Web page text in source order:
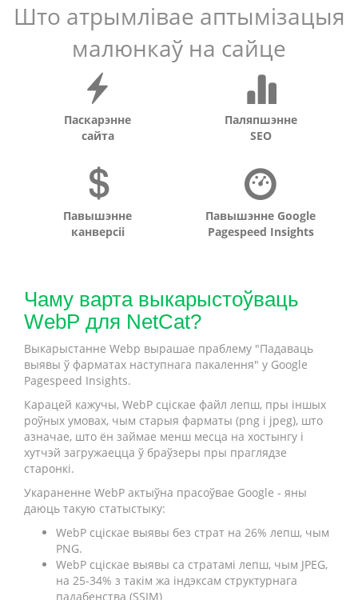
Што атрымлівае аптымізацыя
малюнкаў на сайце
Паскарэнне
сайта
Паляпшэнне
SEO
Павышэнне
канверсіі
Павышэнне Google
Pagespeed Insights
Чаму варта выкарыстоўваць
WebP для NetCat?
Выкарыстанне Webp вырашае праблему "Падаваць
выявы ў фарматах наступнага пакалення" у Google
Pagespeed Insights.
Карацей кажучы, WebP сціскае файл лепш, пры іншых
роўных умовах, чым старыя фарматы (png і jpeg), што
азначае, што ён займае менш месца на хостынгу і
хутчэй загружаецца ў браўзеры пры праглядзе
старонкі.
Укараненне WebP актыўна прасоўвае Google - яны
даюць такую статыстыку:
WebP сціскае выявы без страт на 26% лепш, чым
PNG.
WebP сціскае выявы са стратамі лепш, чым JPEG,
на 25-34% з такім жа індэксам структурнага
падабенства (SSIM)